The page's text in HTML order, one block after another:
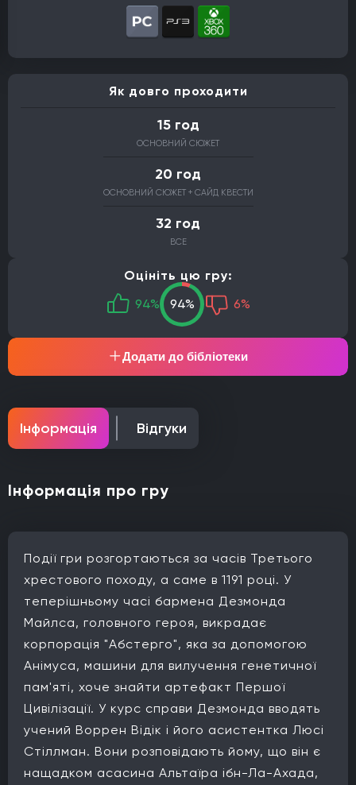
Як довго проходити
15 год
ОСНОВНИЙ СЮЖЕТ
20 год
ОСНОВНИЙ СЮЖЕТ + САЙД КВЕСТИ
32 год
ВСЕ
Оцініть цю гру:
94%
94% 6%
Додати до бібліотеки
Інформація Відгуки
Інформація про гру
Події гри розгортаються за часів Третього
хрестового походу, а саме в 1191 році. У
теперішньому часі бармена Дезмонда
Майлса, головного героя, викрадає
корпорація "Абстерго", яка за допомогою
Анімуса, машини для вилучення генетичної
пам'яті, хоче знайти артефакт Першої
Цивілізації. У курс справи Дезмонда вводять
учений Воррен Відік і його асистентка Люсі
Стіллман. Вони розповідають йому, що він є
нащадком асасина Альтаїра ібн-Ла-Ахада,